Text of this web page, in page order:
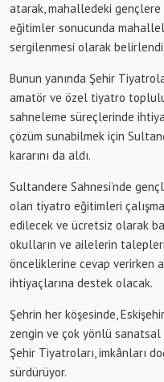
atarak, mahalledeki
eğitimler sonucunda
sergilenmesi olarak belirlendi.
Bunun yanında Şehir
amatör ve özel tiyatro
sahneleme süreçlerinde
çözüm sunabilmek için
kararını da aldı.
Sultandere Sahnesi’nde
olan tiyatro eğitimleri
edilecek ve ücretsiz olarak
okulların ve ailelerin
önceliklerine cevap verirken
ihtiyaçlarına destek olacak.
Şehrin her köşesinde,
zengin ve çok yönlü sanatsal
Şehir Tiyatroları, imkânları
sürdürüyor.